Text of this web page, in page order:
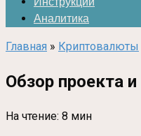
Аналитика
Главная » Криптовалюты
Обзор проекта
На чтение: 8 мин